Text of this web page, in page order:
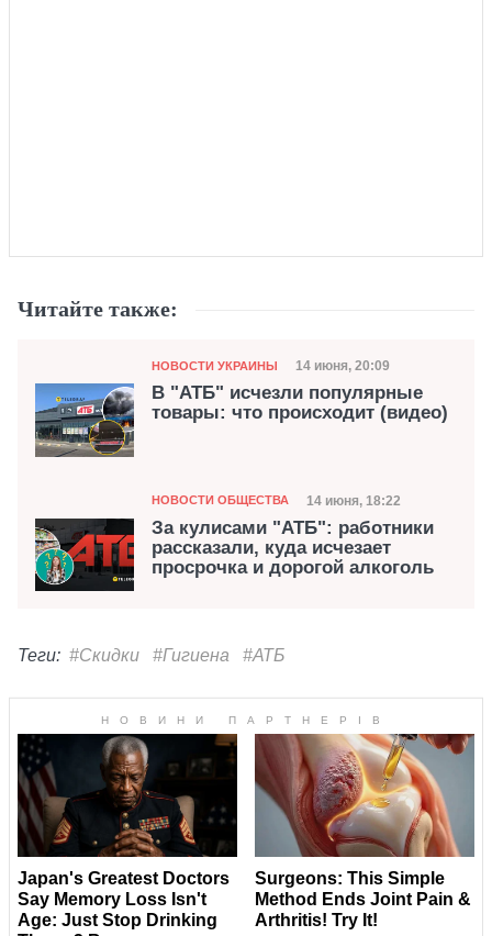
Читайте также:
Категория
НОВОСТИ УКРАИНЫ Дата публикации
14 июня, 20:09
В "АТБ" исчезли популярные
товары: что происходит (видео)
Категория
НОВОСТИ ОБЩЕСТВА Дата публикации
14 июня, 18:22
За кулисами "АТБ": работники
рассказали, куда исчезает
просрочка и дорогой алкоголь
Теги: #Скидки #Гигиена #АТБ